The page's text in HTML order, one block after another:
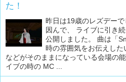
た！
昨日は19歳のレズデー
因んで、 ライブに引き
公開しました。 曲は「
時の雰囲気をお伝えし
などがそのままになっている会場の
イブの時の MC ...